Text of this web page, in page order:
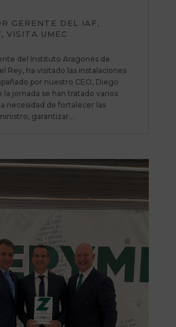
GERENTE DEL IAF,
VISITA UMEC
del Instituto Aragonés de
Rey, ha visitado las instalaciones
por nuestro CEO, Diego
la jornada se han tratado varios
necesidad de fortalecer las
garantizar...